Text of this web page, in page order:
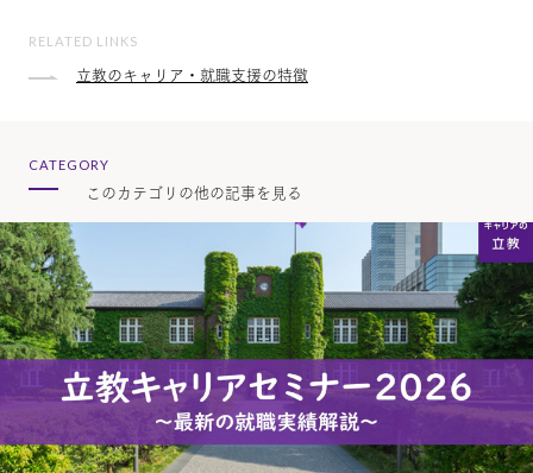
RELATED LINKS
立教のキャリア・就職支援の特徴
CATEGORY
このカテゴリの他の記事を見る